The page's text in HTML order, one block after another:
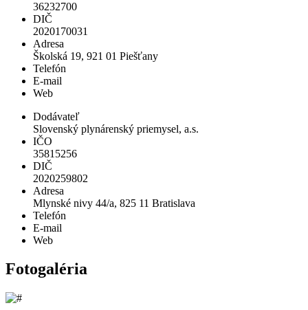
36232700
DIČ
2020170031
Adresa
Školská 19, 921 01 Piešťany
Telefón
E-mail
Web
Dodávateľ
Slovenský plynárenský priemysel, a.s.
IČO
35815256
DIČ
2020259802
Adresa
Mlynské nivy 44/a, 825 11 Bratislava
Telefón
E-mail
Web
Fotogaléria